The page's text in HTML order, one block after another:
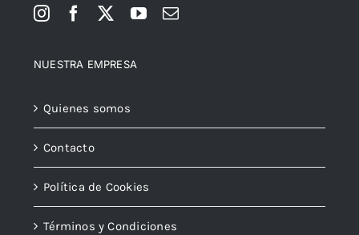
NUESTRA EMPRESA
Quienes somos
Contacto
Política de Cookies
Términos y Condiciones